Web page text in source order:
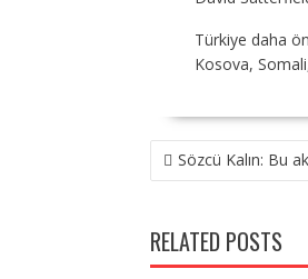
Türkiye daha
Kosova,
YAZI
GEZINMESI
Sözcü Kalın: Bu
RELATED POSTS